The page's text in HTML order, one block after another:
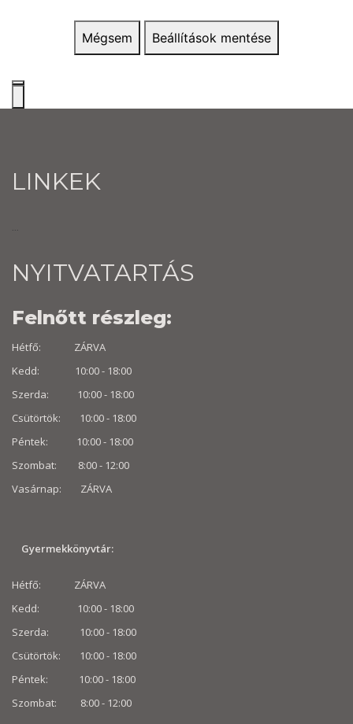
Mégsem Beállítások mentése
LINKEK
...
NYITVATARTÁS
Felnőtt részleg:
Hétfő: ZÁRVA
Kedd: 10:00 - 18:00
Szerda: 10:00 - 18:00
Csütörtök: 10:00 - 18:00
Péntek: 10:00 - 18:00
Szombat: 8:00 - 12:00
Vasárnap: ZÁRVA
Gyermekkönyvtár:
Hétfő: ZÁRVA
Kedd: 10:00 - 18:00
Szerda: 10:00 - 18:00
Csütörtök: 10:00 - 18:00
Péntek: 10:00 - 18:00
Szombat: 8:00 - 12:00